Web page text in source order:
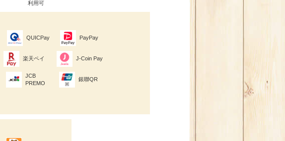
利用可
QUICPay PayPay
楽天ペイ J-Coin Pay
JCB
PREMO
銀聯QR